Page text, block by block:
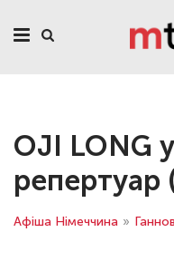
OJI LONG
репертуар
Афіша Німеччина »